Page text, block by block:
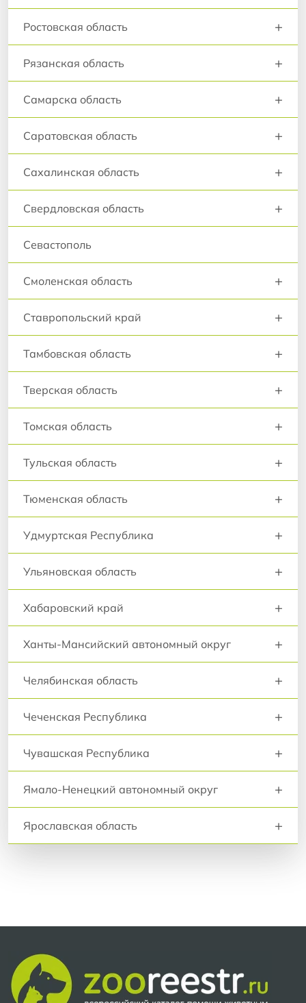
Ростовская область +
Рязанская область +
Самарска область +
Саратовская область +
Сахалинская область +
Свердловская область +
Севастополь
Смоленская область +
Ставропольский край +
Тамбовская область +
Тверская область +
Томская область +
Тульская область +
Тюменская область +
Удмуртская Республика +
Ульяновская область +
Хабаровский край +
Ханты-Мансийский автономный округ +
Челябинская область +
Чеченская Республика +
Чувашская Республика +
Ямало-Ненецкий автономный округ +
Ярославская область +